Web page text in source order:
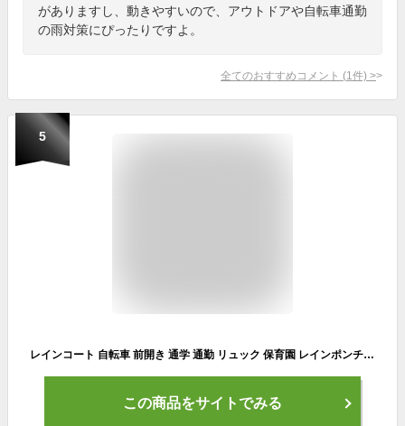
がありますし、動きやすいので、アウトドアや自転車通勤
の雨対策にぴったりですよ。
全てのおすすめコメント (1 件) >
5
レインコート 自転車 前開き 通学 通勤 リュック 保育園 レインポンチョ アウトドア キャンプ 防災 バイク 安全ロング丈 クリア視野 レディース メンズ 雨 軽量 防水 雨具 膝が濡れない 撥水 安全 男女兼用 おしゃれ レインウエア カッパ かっぱ 大きいサイズ
この商品をサイトでみる